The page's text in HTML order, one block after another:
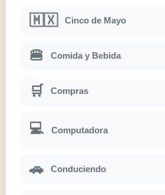
🇲🇽 Cinco de Mayo
🍔 Comida y Bebida
🛒 Compras
💻 Computadora
🚗 Conduciendo